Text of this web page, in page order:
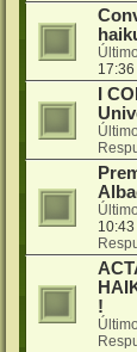
17:36
I
10:43
!